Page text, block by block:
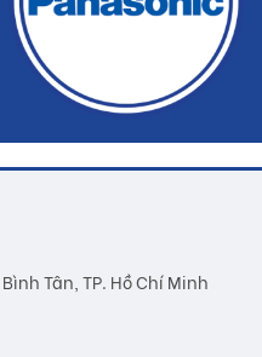
Tân, TP. Hồ Chí Minh